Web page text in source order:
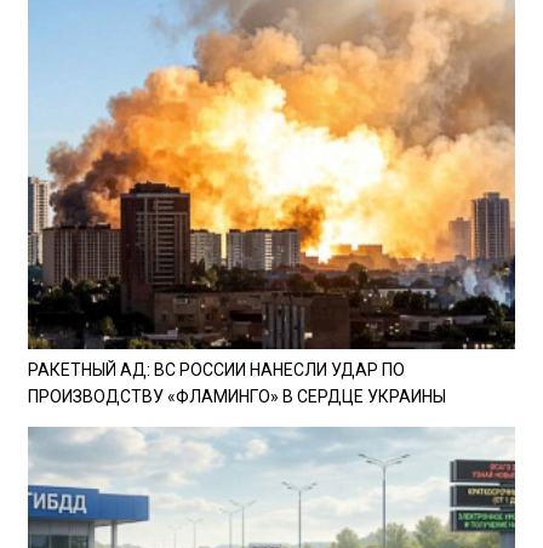
РАКЕТНЫЙ АД: ВС РОССИИ НАНЕСЛИ УДАР ПО
ПРОИЗВОДСТВУ «ФЛАМИНГО» В СЕРДЦЕ УКРАИНЫ